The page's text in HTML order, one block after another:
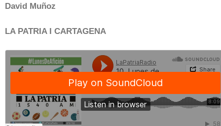
David Muñoz
LA PATRIA I CARTAGENA